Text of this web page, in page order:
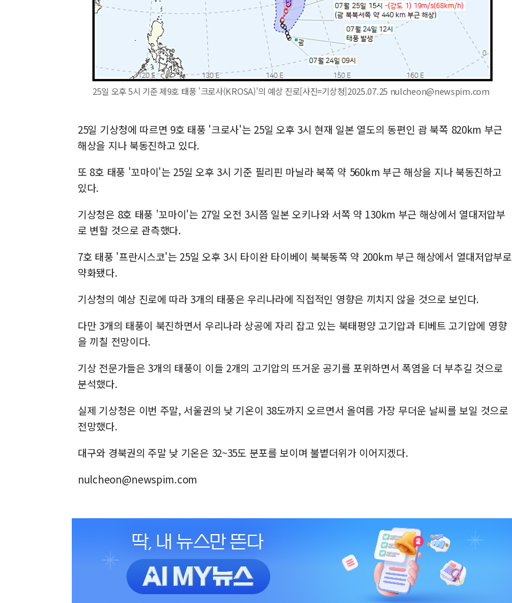
25일 오후 5시 기준 제9호 태풍 '크로사(KROSA)'의 예상 진로[사진=기상청]2025.07.25 nulcheon@newspim.com
25일 기상청에 따르면 9호 태풍 '크로사'는 25일 오후 3시 현재 일본 열도의 동편인 괌 북쪽 820km 부근
해상을 지나 북동진하고 있다.
또 8호 태풍 '꼬마이'는 25일 오후 3시 기준 필리핀 마닐라 북쪽 약 560km 부근 해상을 지나 북동진하고
있다.
기상청은 8호 태풍 '꼬마이'는 27일 오전 3시쯤 일본 오키나와 서쪽 약 130km 부근 해상에서 열대저압부
로 변할 것으로 관측했다.
7호 태풍 '프란시스코'는 25일 오후 3시 타이완 타이베이 북북동쪽 약 200km 부근 해상에서 열대저압부로
약화됐다.
기상청의 예상 진로에 따라 3개의 태풍은 우리나라에 직접적인 영향은 끼치지 않을 것으로 보인다.
다만 3개의 태풍이 북진하면서 우리나라 상공에 자리 잡고 있는 북태평양 고기압과 티베트 고기압에 영향
을 끼칠 전망이다.
기상 전문가들은 3개의 태풍이 이들 2개의 고기압의 뜨거운 공기를 포위하면서 폭염을 더 부추길 것으로
분석했다.
실제 기상청은 이번 주말, 서울권의 낮 기온이 38도까지 오르면서 올여름 가장 무더운 날씨를 보일 것으로
전망했다.
대구와 경북권의 주말 낮 기온은 32~35도 분포를 보이며 불볕더위가 이어지겠다.
nulcheon@newspim.com